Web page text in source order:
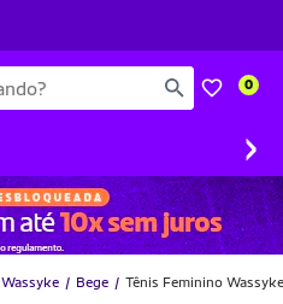
0
›
Wassyke Bege Tênis Feminino
OFF